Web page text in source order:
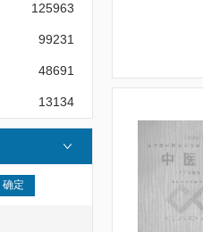
125963
99231
48691
13134